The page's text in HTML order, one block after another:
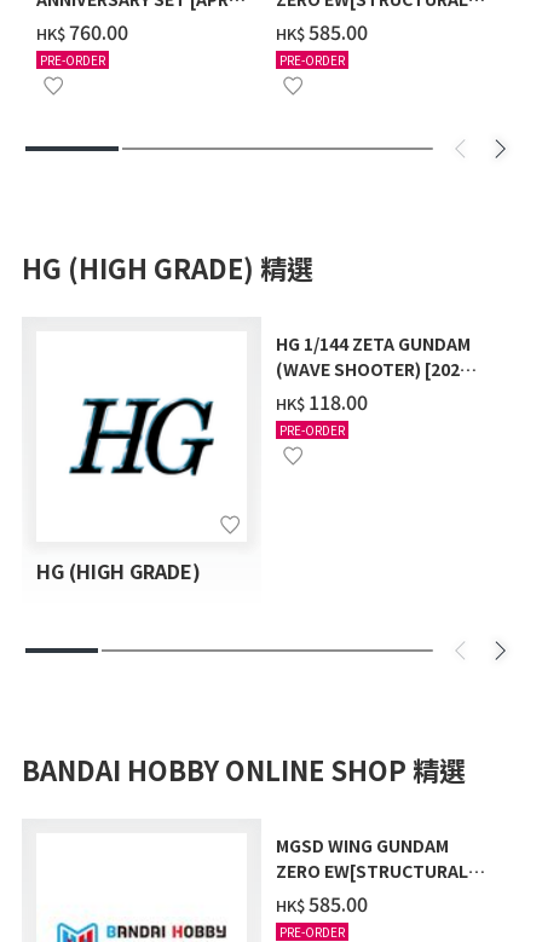
2027 DELIVERY]
HK$‌760.00
PRE-ORDER
COATING/BLACK] [2026年
12月發送]
HK$‌585.00
PRE-ORDER
HG (HIGH GRADE) 精選
HG (HIGH GRADE)
HG 1/144 ZETA GUNDAM
(WAVE SHOOTER) [2026
年10月發送]
HK$ ‌118.00
PRE-ORDER
BANDAI HOBBY ONLINE SHOP 精選
MGSD WING GUNDAM
ZERO EW[STRUCTURAL
COATING/BLACK] [2026年
12月發送]
HK$‌585.00
PRE-ORDER